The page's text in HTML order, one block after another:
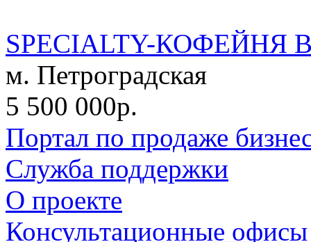
SPECIALTY-
м. Петроградская
5 500 000р.
Портал по продаже
Служба поддержки
О проекте
Консультационные офисы